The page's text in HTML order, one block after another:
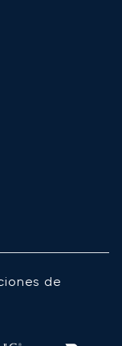
de